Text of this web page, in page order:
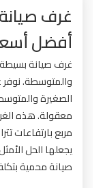
أفضل
غرف صيانة بسيطة
والمتوسطة.
الصغيرة
يجعلها الحل
صيانة محمية